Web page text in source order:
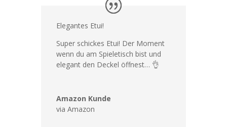
Elegantes Etui!
Super schickes Etui! Der Moment
wenn du am Spieletisch bist und
elegant den Deckel öffnest… 👌
Amazon Kunde
via Amazon